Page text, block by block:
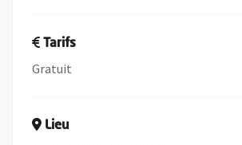
Tarifs
Gratuit
Lieu